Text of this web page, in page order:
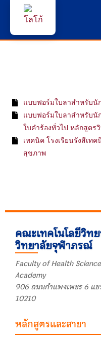
บริการนักศึกษา
คณาจารย์และบุคลากร
บุคคลทั่วไป
แบบฟอร์มใบลาสําหรับนั
แบบฟอร์มใบลาสําหรับนั
ใบคําร้องทั่วไป หลักสูต
เทคนิค โรงเรียนรังสีเท
สุขภาพ
คณะเทคโนโลยีวิท
วิทยาลัยจุฬาภรณ์
Faculty of Health
Academy
906 ถนนกำแพงเพชร 6 แ
10210
หลักสูตรและสาขา